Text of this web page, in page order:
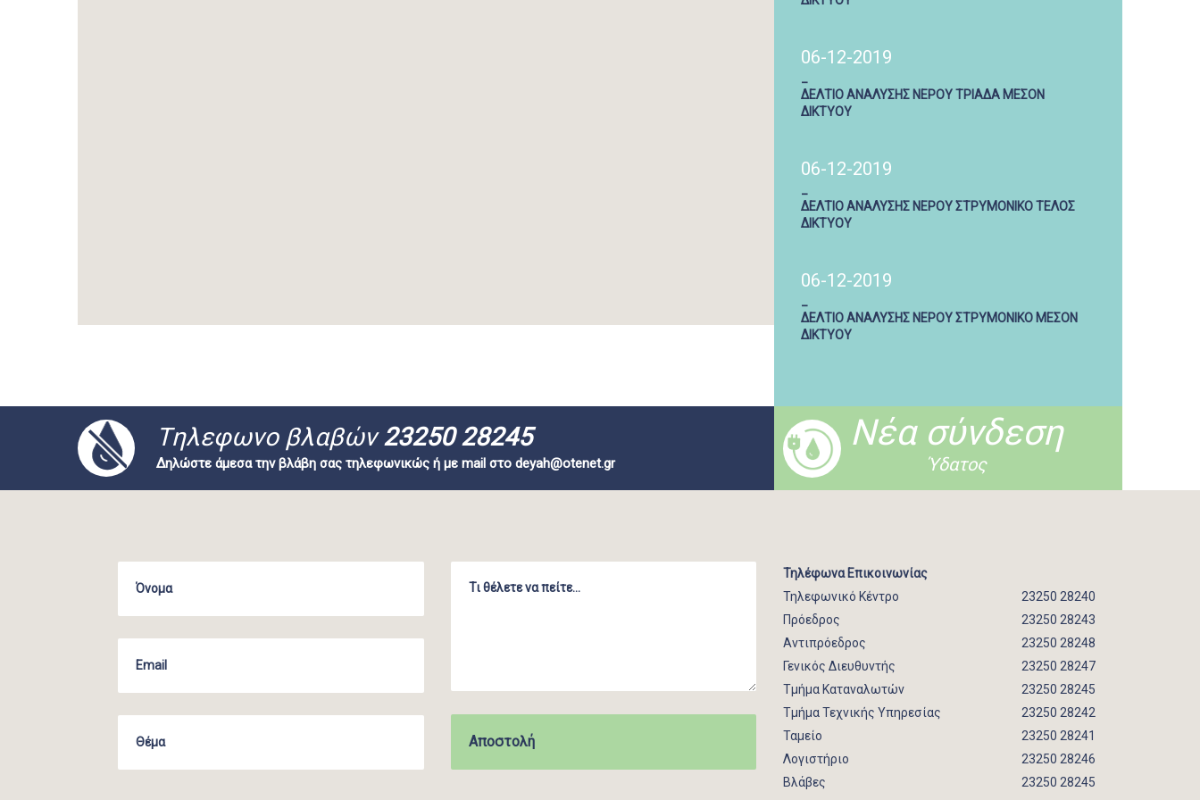
06-12-2019
ΔΕΛΤΙΟ ΑΝΑΛΥΣΗΣ ΝΕΡΟΥ ΤΡΙΑΔΑ ΜΕΣΟΝ
ΔΙΚΤΥΟΥ
06-12-2019
ΔΕΛΤΙΟ ΑΝΑΛΥΣΗΣ ΝΕΡΟΥ ΣΤΡΥΜΟΝΙΚΟ ΤΕΛΟΣ
ΔΙΚΤΥΟΥ
06-12-2019
ΔΕΛΤΙΟ ΑΝΑΛΥΣΗΣ ΝΕΡΟΥ ΣΤΡΥΜΟΝΙΚΟ ΜΕΣΟΝ
ΔΙΚΤΥΟΥ
Tηλεφωνο βλαβών23250 28245
Δηλώστε άμεσα την βλάβη σας τηλεφωνικώς ή με mail στο deyah@otenet.gr
Νέα σύνδεση
Ύδατος
Τηλέφωνα Επικοινωνίας
Τηλεφωνικό Κέντρο
23250 28240
Πρόεδρος
23250 28243
Αντιπρόεδρος
23250 28248
Γενικός Διευθυντής
23250 28247
Τμήμα Καταναλωτών
23250 28245
Τμήμα Τεχνικής Υπηρεσίας
23250 28242
Ταμείο
23250 28241
Λογιστήριο
23250 28246
Βλάβες
23250 28245